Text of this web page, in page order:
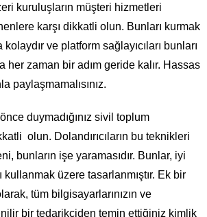
kuruluşların müşteri hizmetleri
karşı dikkatli olun. Bunları kurmak
kolaydır ve platform sağlayıcıları bunları
her zaman bir adım geride kalır. Hassas
paylaşmamalısınız.
duymadığınız sivil toplum
olun. Dolandırıcıların bu teknikleri
bunların işe yaramasıdır. Bunlar, iyi
kullanmak üzere tasarlanmıştır. Ek bir
tüm bilgisayarlarınızın ve
bir tedarikçiden temin ettiğiniz kimlik